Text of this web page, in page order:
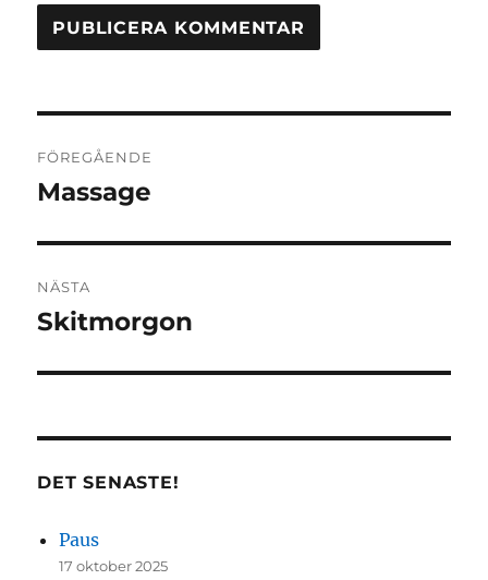
FÖREGÅENDE
Föregående
Massage
NÄSTA
Nästa
Skitmorgon
DET SENASTE!
Paus
17 oktober 2025